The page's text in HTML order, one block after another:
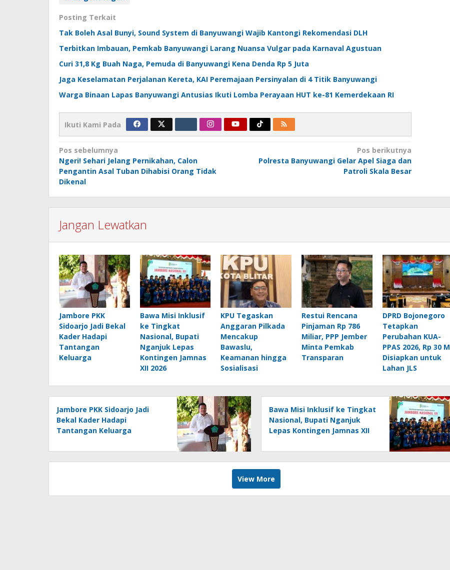
Posting Terkait
Tak Boleh Asal Bunyi, Sound System di Banyuwangi Wajib Kantongi Rekomendasi DLH
Terbitkan Imbauan, Pemkab Banyuwangi Larang Nuansa Vulgar pada Karnaval Agustuan
Curi 31,8 Kg Buah Naga, Pemuda di Banyuwangi Kena Denda Rp 5 Juta
Jaga Keselamatan Perjalanan Kereta, KAI Peremajaan Persinyalan di 4 Titik Banyuwangi
Warga Binaan Lapas Banyuwangi Antusias Ikuti Lomba Perayaan HUT ke-81 Kemerdekaan RI
Ikuti Kami Pada
Navigasi
pos
Pos sebelumnya
Ngeri! Sehari Jelang Pernikahan, Calon
Pengantin Asal Tuban Dihabisi Orang Tidak
Dikenal
Pos berikutnya
Polresta Banyuwangi Gelar Apel Siaga dan
Patroli Skala Besar
Jangan Lewatkan
Jambore PKK
Sidoarjo Jadi Bekal
Kader Hadapi
Tantangan
Keluarga
Bawa Misi Inklusif
ke Tingkat
Nasional, Bupati
Nganjuk Lepas
Kontingen Jamnas
XII 2026
KPU Tegaskan
Anggaran Pilkada
Mencakup
Bawaslu,
Keamanan hingga
Sosialisasi
Restui Rencana
Pinjaman Rp 786
Miliar, PPP Jember
Minta Pemkab
Transparan
DPRD Bojonegoro
Tetapkan
Perubahan KUA-
PPAS 2026, Rp 30 M
Disiapkan untuk
Lahan JLS
Jambore PKK Sidoarjo Jadi
Bekal Kader Hadapi
Tantangan Keluarga
Bawa Misi Inklusif ke Tingkat
Nasional, Bupati Nganjuk
Lepas Kontingen Jamnas XII
View More